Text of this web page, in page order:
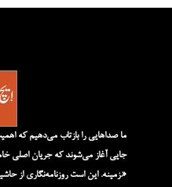
جایی آغاز می‌شوند که جریان اصلی
زمینه. این است روزنامه‌نگاری از حاشیه‌ها.»